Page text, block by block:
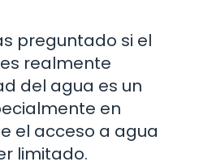
preguntado si el
realmente
del agua es un
en
el acceso a agua
limitado.